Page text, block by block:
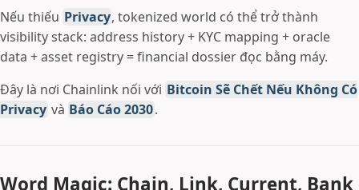
Nếu thiếu Privacy, tokenized world có thể trở thành
visibility stack: address history + KYC mapping + oracle
data + asset registry = financial dossier đọc bằng máy.
Đây là nơi Chainlink nối với Bitcoin Sẽ Chết Nếu Không Có
Privacy và Báo Cáo 2030.
Word Magic: Chain, Link, Current, Bank